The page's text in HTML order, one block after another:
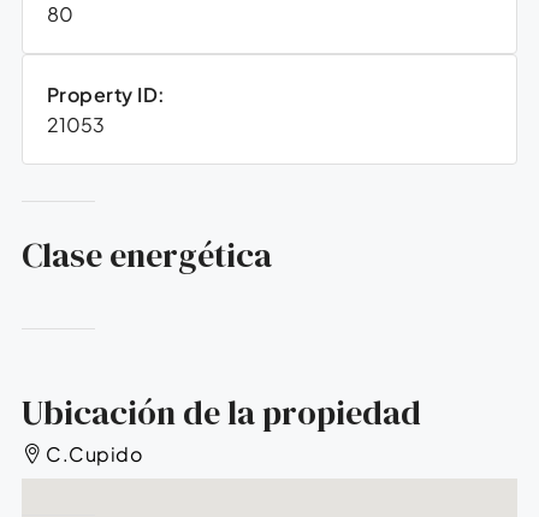
80
Property ID:
21053
Clase energética
Ubicación de la propiedad
C.Cupido